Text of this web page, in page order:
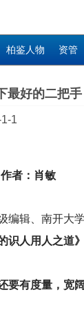
柏鉴人物 资管
最好的二把手
1
者：肖敏
辑、南开大
识人用人之道》
有度量，宽